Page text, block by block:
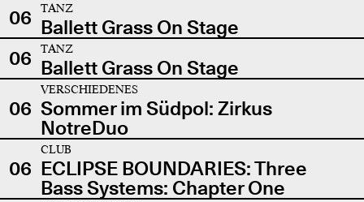
06
TANZ
Ballett Grass On Stage
06
TANZ
Ballett Grass On Stage
06
VERSCHIEDENES
Sommer im Südpol: Zirkus
NotreDuo
06
CLUB
ECLIPSE BOUNDARIES: Three
Bass Systems: Chapter One